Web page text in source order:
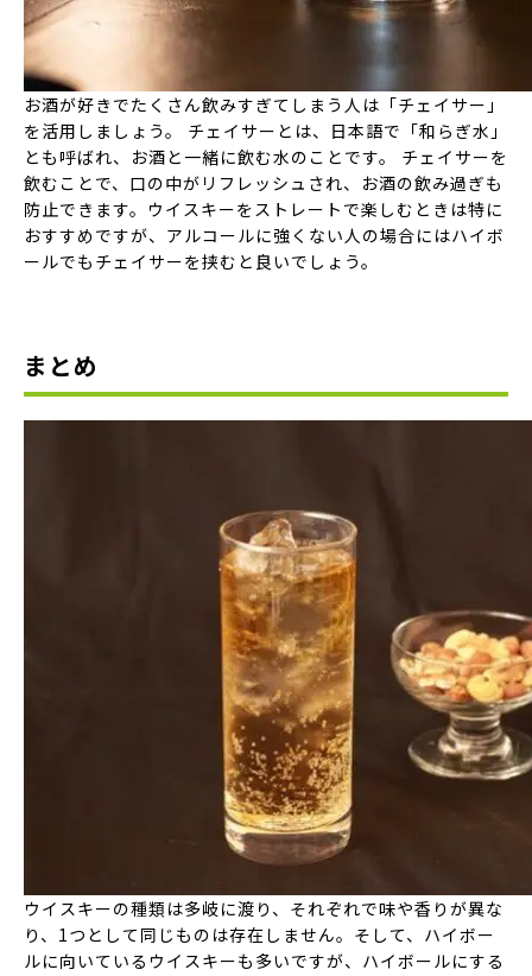
お酒が好きでたくさん飲みすぎてしまう人は「チェイサー」
を活用しましょう。 チェイサーとは、日本語で「和らぎ水」
とも呼ばれ、お酒と一緒に飲む水のことです。 チェイサーを
飲むことで、口の中がリフレッシュされ、お酒の飲み過ぎも
防止できます。ウイスキーをストレートで楽しむときは特に
おすすめですが、アルコールに強くない人の場合にはハイボ
ールでもチェイサーを挟むと良いでしょう。
まとめ
ウイスキーの種類は多岐に渡り、それぞれで味や香りが異な
り、1つとして同じものは存在しません。そして、ハイボー
ルに向いているウイスキーも多いですが、ハイボールにする